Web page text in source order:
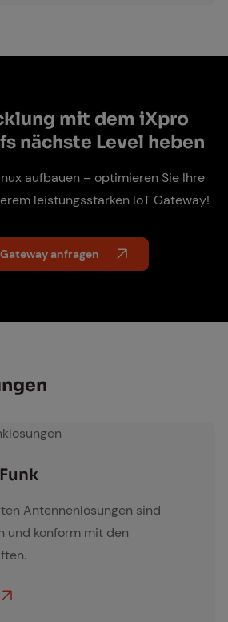
mit dem iX­pro
nächs­te Le­vel he­ben
aufbauen – optimieren Sie Ihre
leistungsstarken IoT Gateway!
anfragen
Antennenlösungen sind
und konform mit den